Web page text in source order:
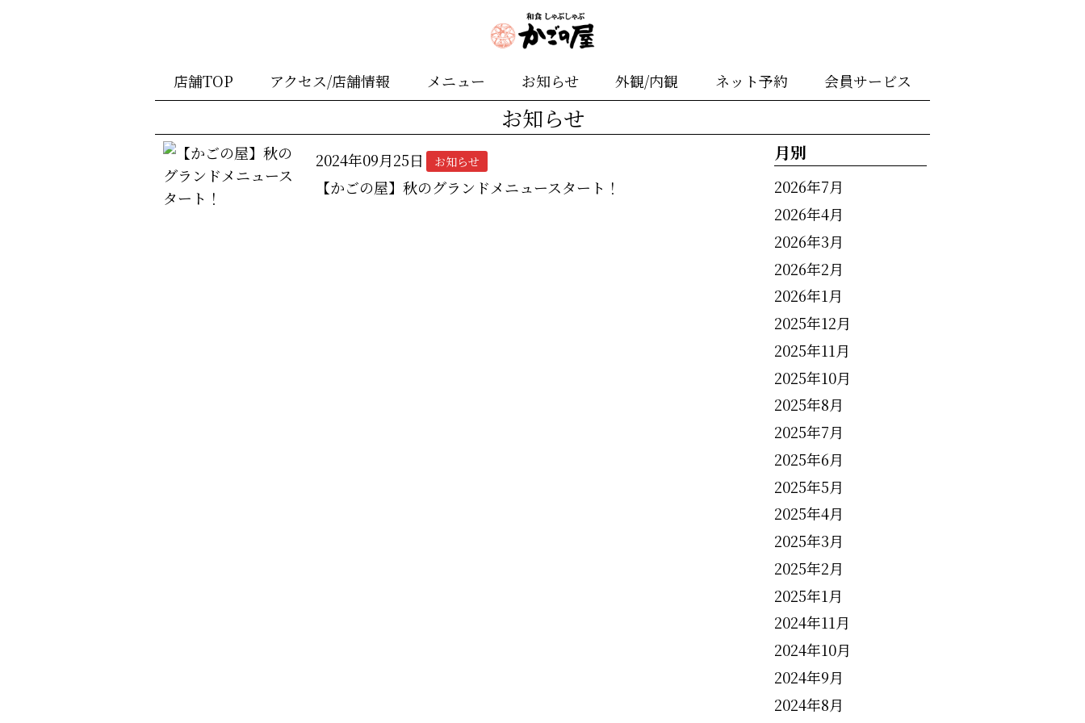
店舗TOP アクセス/店舗情報 メニュー お知らせ 外観/内観 ネット予約 会員サービス
お知らせ
2024年09月25日 お知らせ
【かごの屋】秋のグランドメニュースタート！
月別
2026年7月
2026年4月
2026年3月
2026年2月
2026年1月
2025年12月
2025年11月
2025年10月
2025年8月
2025年7月
2025年6月
2025年5月
2025年4月
2025年3月
2025年2月
2025年1月
2024年11月
2024年10月
2024年9月
2024年8月